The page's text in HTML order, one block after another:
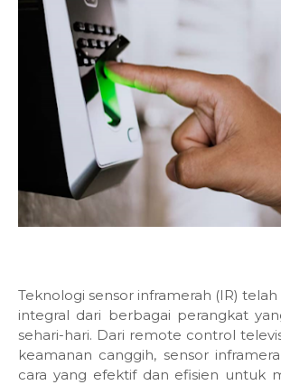
Teknologi sensor inframerah (IR)
integral dari berbagai perangkat
sehari-hari. Dari remote control
keamanan canggih, sensor
cara yang efektif dan efisien untuk